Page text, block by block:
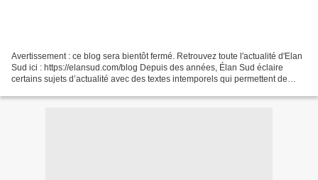
Avertissement : ce blog sera bientôt fermé. Retrouvez toute l'actualité d'Elan
Sud ici : https://elansud.com/blog Depuis des années, Élan Sud éclaire
certains sujets d’actualité avec des textes intemporels qui permettent de